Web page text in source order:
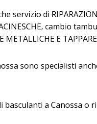
servizio di
cambio
METALLICHE E
sono specialisti
basculanti a Canossa